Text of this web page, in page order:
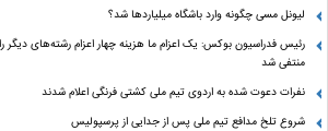
لیونل مسی چگونه وارد باشگاه میلیاردها شد؟
رئیس فدراسیون بوکس: یک اعزام ما هزینه چهار اعزام رشته‌های دیگر را
منتفی شد
نفرات دعوت شده به اردوی تیم ملی کشتی فرنگی اعلام شدند
شروع تلخ مدافع تیم ملی پس از جدایی از پرسپولیس